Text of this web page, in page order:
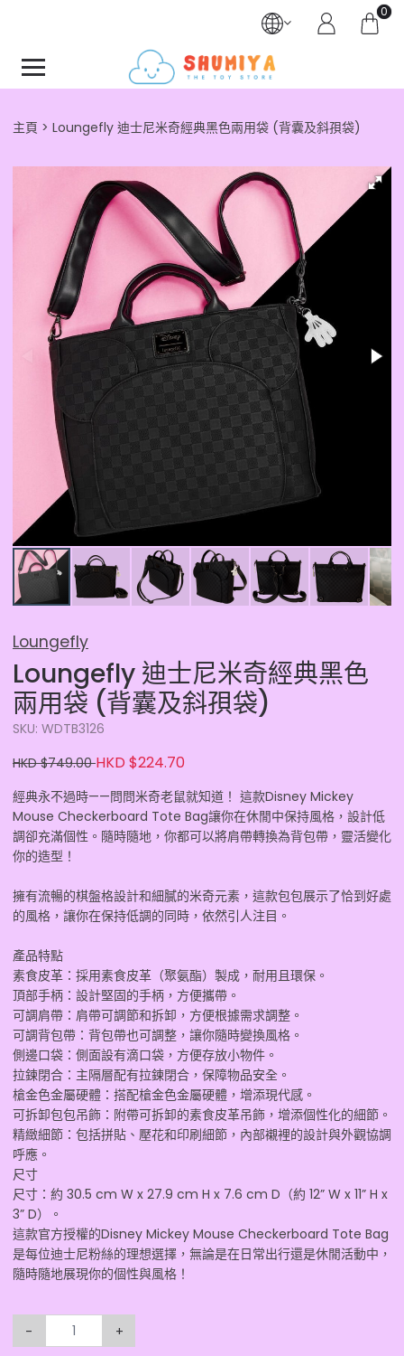
0
主頁 Loungefly 迪士尼米奇經典黑色兩用袋 (背囊及斜孭袋)
Loungefly
Loungefly 迪士尼米奇經典黑色
兩用袋 (背囊及斜孭袋)
SKU: WDTB3126
HKD $749.00HKD $224.70
經典永不過時——問問米奇老鼠就知道！ 這款Disney Mickey
Mouse Checkerboard Tote Bag讓你在休閒中保持風格，設計低
調卻充滿個性。隨時隨地，你都可以將肩帶轉換為背包帶，靈活變化
你的造型！
擁有流暢的棋盤格設計和細膩的米奇元素，這款包包展示了恰到好處
的風格，讓你在保持低調的同時，依然引人注目。
產品特點
素食皮革：採用素食皮革（聚氨酯）製成，耐用且環保。
頂部手柄：設計堅固的手柄，方便攜帶。
可調肩帶：肩帶可調節和拆卸，方便根據需求調整。
可調背包帶：背包帶也可調整，讓你隨時變換風格。
側邊口袋：側面設有滴口袋，方便存放小物件。
拉鍊閉合：主隔層配有拉鍊閉合，保障物品安全。
槍金色金屬硬體：搭配槍金色金屬硬體，增添現代感。
可拆卸包包吊飾：附帶可拆卸的素食皮革吊飾，增添個性化的細節。
精緻細節：包括拼貼、壓花和印刷細節，內部襯裡的設計與外觀協調
呼應。
尺寸
尺寸：約 30.5 cm W x 27.9 cm H x 7.6 cm D（約 12” W x 11” H x
3” D）。
這款官方授權的Disney Mickey Mouse Checkerboard Tote Bag
是每位迪士尼粉絲的理想選擇，無論是在日常出行還是休閒活動中，
隨時隨地展現你的個性與風格！
- +